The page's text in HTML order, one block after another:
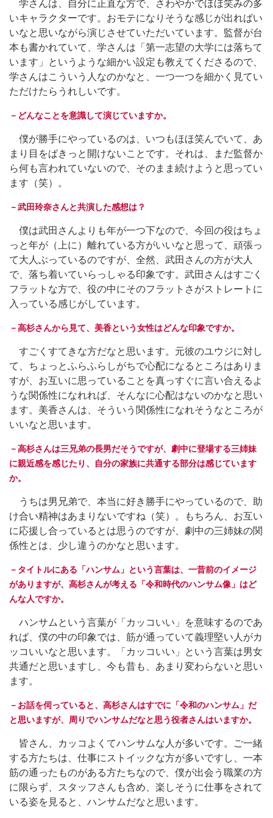
学さんは、自分に正直な方で、さわやかでほほ笑みの多
いキャラクターです。おモテになりそうな感じが出ればい
いなと思いながら演じさせていただいています。監督が台
本も書かれていて、学さんは「第一志望の大学には落ちて
います」というような細かい設定も教えてくださるので、
学さんはこういう人なのかなと、一つ一つを細かく見てい
ただけたらうれしいです。
－どんなことを意識して演じていますか。
僕が勝手にやっているのは、いつもほほ笑んでいて、あ
まり目をぱきっと開けないことです。それは、まだ監督か
ら何も言われていないので、そのまま続けようと思ってい
ます（笑）。
－武田玲奈さんと共演した感想は？
僕は武田さんよりも年が一つ下なので、今回の役はちょ
っと年が（上に）離れている方がいいなと思って、頑張っ
て大人ぶっているのですが、全然、武田さんの方が大人
で、落ち着いていらっしゃる印象です。武田さんはすごく
フラットな方で、役の中にそのフラットさがストレートに
入っている感じがしています。
－高杉さんから見て、美香という女性はどんな印象ですか。
すごくすてきな方だなと思います。元彼のユウジに対し
て、ちょっとふらふらしがちで心配になるところはありま
すが、お互いに思っていることを真っすぐに言い合えるよ
うな関係性になれれば、そんなに心配はないのかなと思い
ます。美香さんは、そういう関係性になれそうなところが
いいなと思います。
－高杉さんは三兄弟の長男だそうですが、劇中に登場する三姉妹
に親近感を感じたり、自分の家族に共通する部分は感じています
か。
うちは男兄弟で、本当に好き勝手にやっているので、助
け合い精神はあまりないですね（笑）。もちろん、お互い
に応援し合っているとは思うのですが、劇中の三姉妹の関
係性とは、少し違うのかなと思います。
－タイトルにある「ハンサム」という言葉は、一昔前のイメージ
がありますが、高杉さんが考える「令和時代のハンサム像」はど
んな人ですか。
ハンサムという言葉が「カッコいい」を意味するのであ
れば、僕の中の印象では、筋が通っていて義理堅い人がカ
ッコいいなと思います。「カッコいい」という言葉は男女
共通だと思いますし、今も昔も、あまり変わらないと思い
ます。
－お話を伺っていると、高杉さんはすでに「令和のハンサム」だ
と思いますが、周りでハンサムだなと思う役者さんはいますか。
皆さん、カッコよくてハンサムな人が多いです。ご一緒
する方たちは、仕事にストイックな方が多いですし、一本
筋の通ったものがある方たちなので、僕が出会う職業の方
に限らず、スタッフさんも含め、楽しそうに仕事をされて
いる姿を見ると、ハンサムだなと思います。